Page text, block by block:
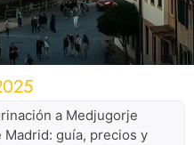
a Medjugorje
Madrid: guía, precios y